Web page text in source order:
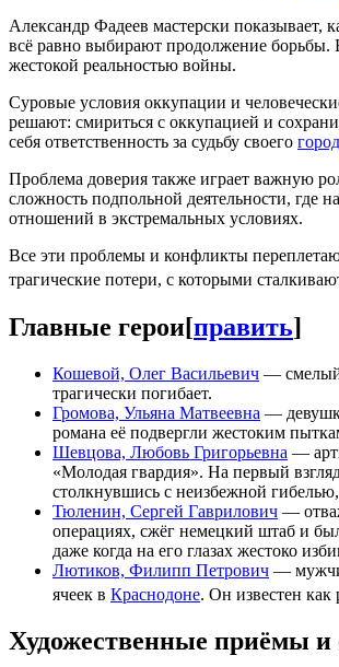
Александр Фадеев мастерски показывает,
всё равно выбирают продолжение борьбы.
жестокой реальностью войны.
Суровые условия оккупации и
решают: смириться с оккупацией и
себя ответственность за судьбу своего
Проблема доверия также играет важную
сложность подпольной деятельности, где
отношений в экстремальных условиях.
Все эти проблемы и конфликты
трагические потери, с которыми
Главные герои[править]
Кошевой, Олег Васильевич —
трагически погибает.
Громова, Ульяна Матвеевна —
романа её подвергли жестоким
Шевцова, Любовь Григорьевна —
«Молодая гвардия». На первый
столкнувшись с неизбежной
Тюленин, Сергей Гаврилович —
операциях, сжёг немецкий штаб и
даже когда на его глазах жестоко
Лютиков, Филипп Петрович —
ячеек в Краснодоне. Он известен
Художественные приёмы и